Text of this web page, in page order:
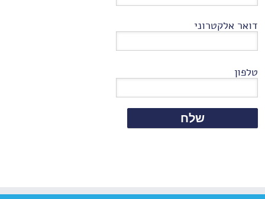
דואר אלקטרוני
טלפון